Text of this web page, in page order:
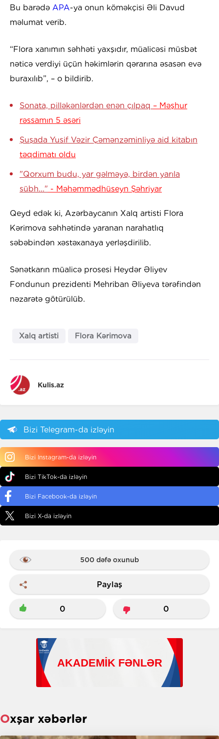
Bu barədə APA-ya onun köməkçisi Əli Davud
məlumat verib.
“Flora xanımın səhhəti yaxşıdır, müalicəsi müsbət
nəticə verdiyi üçün həkimlərin qərarına əsasən evə
buraxılıb”, – o bildirib.
Sonata, pilləkənlərdən enən çılpaq – Məşhur
rəssamın 5 əsəri
Şuşada Yusif Vəzir Çəmənzəminliyə aid kitabın
təqdimatı oldu
"Qorxum budu, yar gəlməyə, birdən yarıla
sübh..." - Məhəmmədhüseyn Şəhriyar
Qeyd edək ki, Azərbaycanın Xalq artisti Flora
Kərimova səhhətində yaranan narahatlıq
səbəbindən xəstəxanaya yerləşdirilib.
Sənətkarın müalicə prosesi Heydər Əliyev
Fondunun prezidenti Mehriban Əliyeva tərəfindən
nəzarətə götürülüb.
Xalq artisti Flora Kərimova
Kulis.az
Bizi Telegram-da izləyin
Bizi Instagram-da izləyin
Bizi TikTok-da izləyin
Bizi Facebook-da izləyin
Bizi X-da izləyin
500 dəfə oxunub
Paylaş
0 0
Oxşar xəbərlər